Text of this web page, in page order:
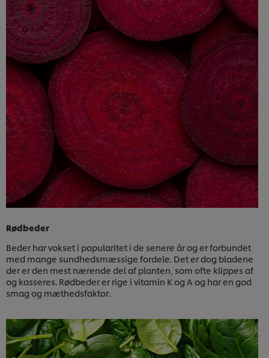
Rødbeder
Beder har vokset i popularitet i de senere år og er forbundet
med mange sundhedsmæssige fordele. Det er dog bladene
der er den mest nærende del af planten, som ofte klippes af
og kasseres. Rødbeder er rige i vitamin K og A og har en god
smag og mæthedsfaktor.